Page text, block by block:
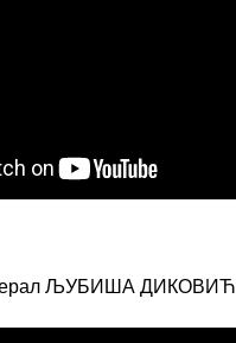
ЉУБИША ДИКОВИЋ